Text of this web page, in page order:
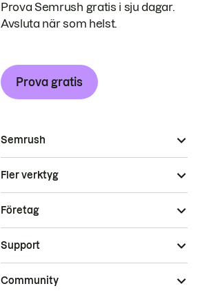
Prova Semrush gratis i sju dagar.
Avsluta när som helst.
Prova gratis
Semrush
Fler verktyg
Företag
Support
Community